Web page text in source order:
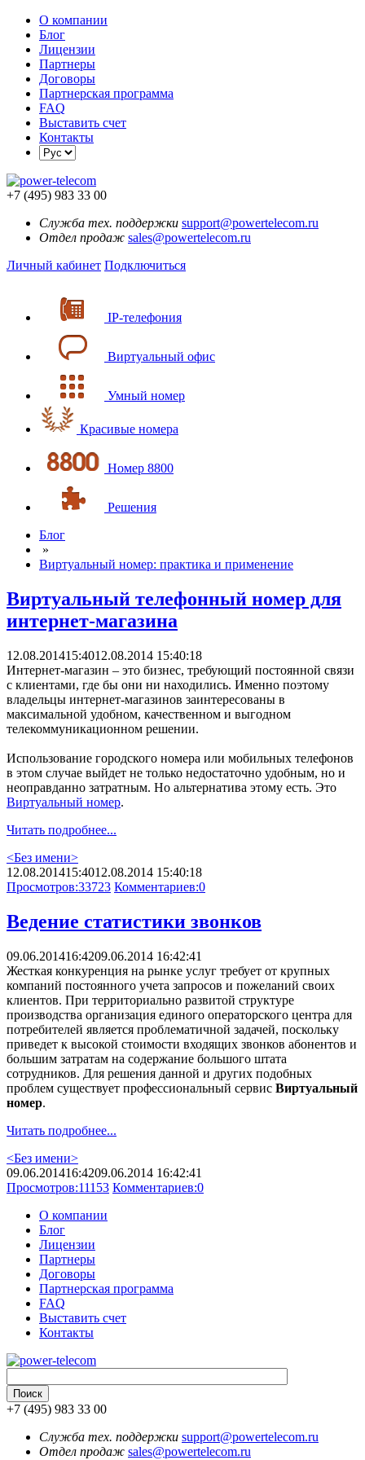
О компании
Блог
Лицензии
Партнеры
Договоры
Партнерская программа
FAQ
Выставить счет
Контакты
+7 (495) 983 33 00
Служба тех. поддержки support@powertelecom.ru
Отдел продаж sales@powertelecom.ru
Личный кабинет Подключиться
IP-телефония
Виртуальный офис
Умный номер
Красивые номера
Номер 8800
Решения
Блог
»
Виртуальный номер: практика и применение
Виртуальный телефонный номер для
интернет-магазина
12.08.201415:4012.08.2014 15:40:18
Интернет-магазин – это бизнес, требующий постоянной связи
с клиентами, где бы они ни находились. Именно поэтому
владельцы интернет-магазинов заинтересованы в
максимальной удобном, качественном и выгодном
телекоммуникационном решении.
Использование городского номера или мобильных телефонов
в этом случае выйдет не только недостаточно удобным, но и
неоправданно затратным. Но альтернатива этому есть. Это
Виртуальный номер.
Читать подробнее...
<Без имени>
12.08.201415:4012.08.2014 15:40:18
Просмотров:33723 Комментариев:0
Ведение статистики звонков
09.06.201416:4209.06.2014 16:42:41
Жесткая конкуренция на рынке услуг требует от крупных
компаний постоянного учета запросов и пожеланий своих
клиентов. При территориально развитой структуре
производства организация единого операторского центра для
потребителей является проблематичной задачей, поскольку
приведет к высокой стоимости входящих звонков абонентов и
большим затратам на содержание большого штата
сотрудников. Для решения данной и других подобных
проблем существует профессиональный сервис Виртуальный
номер.
Читать подробнее...
<Без имени>
09.06.201416:4209.06.2014 16:42:41
Просмотров:11153 Комментариев:0
О компании
Блог
Лицензии
Партнеры
Договоры
Партнерская программа
FAQ
Выставить счет
Контакты
+7 (495) 983 33 00
Служба тех. поддержки support@powertelecom.ru
Отдел продаж sales@powertelecom.ru